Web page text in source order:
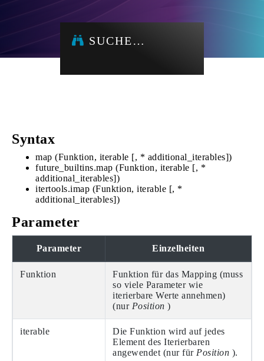
SUCHE…
Syntax
map (Funktion, iterable [, * additional_iterables])
future_builtins.map (Funktion, iterable [, *
additional_iterables])
itertools.imap (Funktion, iterable [, *
additional_iterables])
Parameter
Parameter Einzelheiten
Funktion
Funktion für das Mapping (muss
so viele Parameter wie
iterierbare Werte annehmen)
(nur Position )
iterable
Die Funktion wird auf jedes
Element des Iterierbaren
angewendet (nur für Position ).